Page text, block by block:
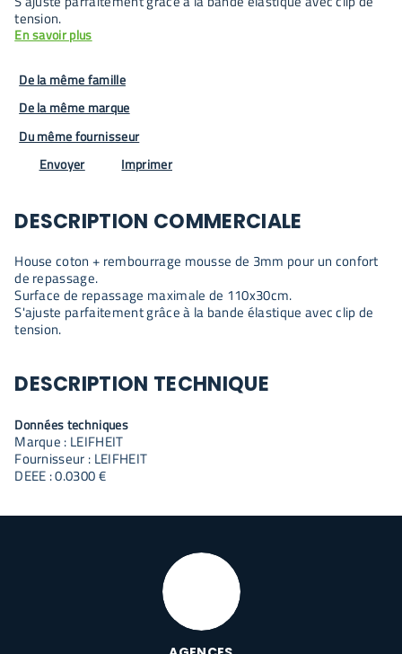
tension.
En savoir plus
De la même famille
De la même marque
Du même fournisseur
Envoyer
Imprimer
DESCRIPTION COMMERCIALE
House coton + rembourrage mousse de 3mm pour un confort
de repassage.
Surface de repassage maximale de 110x30cm.
S'ajuste parfaitement grâce à la bande élastique avec clip de
tension.
DESCRIPTION TECHNIQUE
Données techniques
Marque : LEIFHEIT
Fournisseur : LEIFHEIT
DEEE : 0.0300 €